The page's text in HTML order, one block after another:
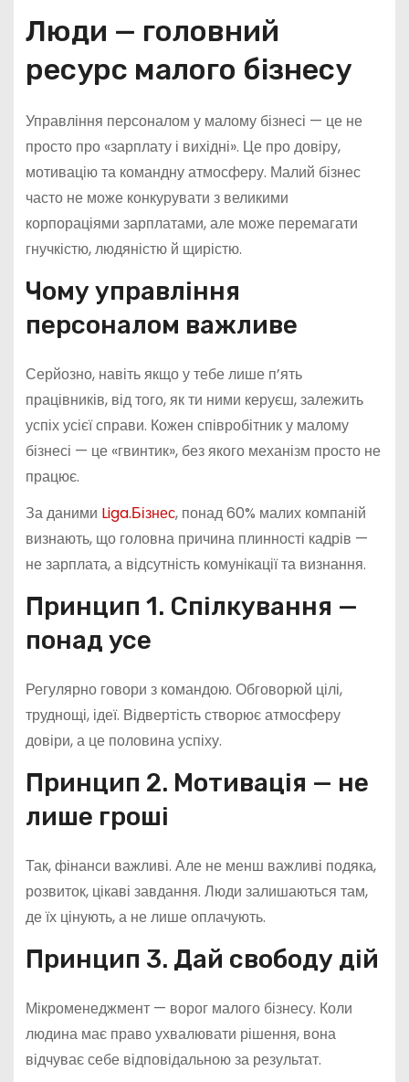
Люди — головний
ресурс малого бізнесу
Управління персоналом у малому бізнесі — це не
просто про «зарплату і вихідні». Це про довіру,
мотивацію та командну атмосферу. Малий бізнес
часто не може конкурувати з великими
корпораціями зарплатами, але може перемагати
гнучкістю, людяністю й щирістю.
Чому управління
персоналом важливе
Серйозно, навіть якщо у тебе лише п’ять
працівників, від того, як ти ними керуєш, залежить
успіх усієї справи. Кожен співробітник у малому
бізнесі — це «гвинтик», без якого механізм просто не
працює.
За даними Liga.Бізнес, понад 60% малих компаній
визнають, що головна причина плинності кадрів —
не зарплата, а відсутність комунікації та визнання.
Принцип 1. Спілкування —
понад усе
Регулярно говори з командою. Обговорюй цілі,
труднощі, ідеї. Відвертість створює атмосферу
довіри, а це половина успіху.
Принцип 2. Мотивація — не
лише гроші
Так, фінанси важливі. Але не менш важливі подяка,
розвиток, цікаві завдання. Люди залишаються там,
де їх цінують, а не лише оплачують.
Принцип 3. Дай свободу дій
Мікроменеджмент — ворог малого бізнесу. Коли
людина має право ухвалювати рішення, вона
відчуває себе відповідальною за результат.